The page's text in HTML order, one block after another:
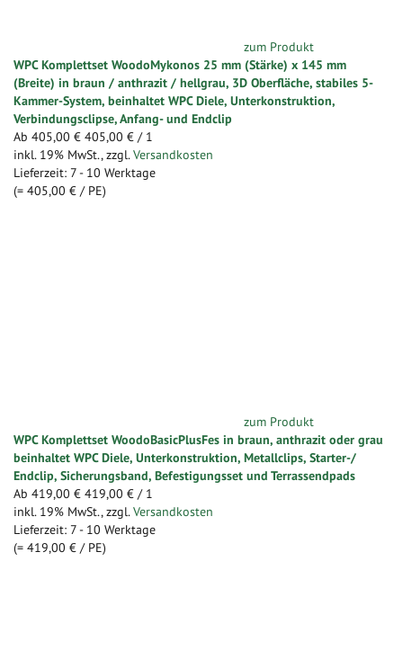
zum Produkt
WPC Komplettset WoodoMykonos 25 mm (Stärke) x 145 mm
(Breite) in braun / anthrazit / hellgrau, 3D Oberfläche, stabiles 5-
Kammer-System, beinhaltet WPC Diele, Unterkonstruktion,
Verbindungsclipse, Anfang- und Endclip
Ab 405,00 € 405,00 € / 1
inkl. 19% MwSt., zzgl. Versandkosten
Lieferzeit: 7 - 10 Werktage
(= 405,00 € / PE)
zum Produkt
WPC Komplettset WoodoBasicPlusFes in braun, anthrazit oder grau
beinhaltet WPC Diele, Unterkonstruktion, Metallclips, Starter-/
Endclip, Sicherungsband, Befestigungsset und Terrassendpads
Ab 419,00 € 419,00 € / 1
inkl. 19% MwSt., zzgl. Versandkosten
Lieferzeit: 7 - 10 Werktage
(= 419,00 € / PE)